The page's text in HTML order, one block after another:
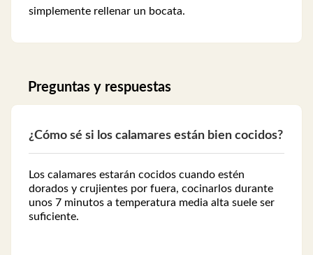
simplemente rellenar un bocata.
Preguntas y respuestas
¿Cómo sé si los calamares están bien cocidos?
Los calamares estarán cocidos cuando estén
dorados y crujientes por fuera, cocinarlos durante
unos 7 minutos a temperatura media alta suele ser
suficiente.